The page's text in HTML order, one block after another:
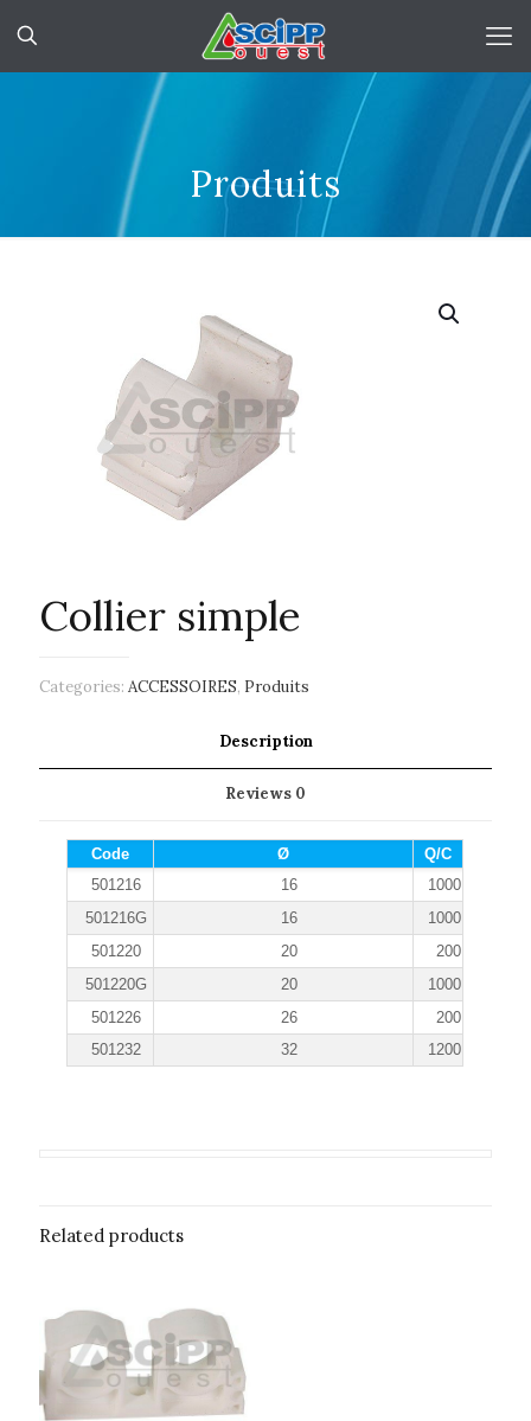
Produits
Collier simple
Categories: ACCESSOIRES, Produits
Description
Reviews 0
Code Ø
Q/C
501216
16
1000
501216G
16
1000
501220
20
200
501220G
20
1000
501226
26
200
501232
32 1200
Related products